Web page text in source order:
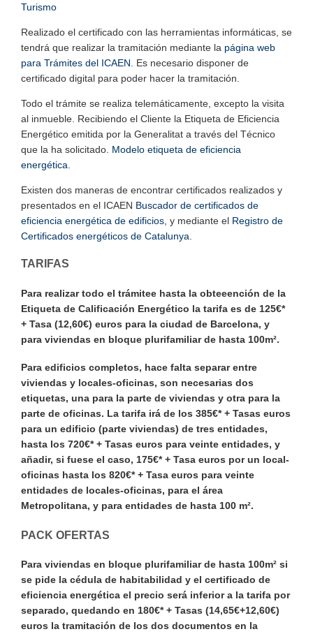
Turismo
Realizado el certificado con las herramientas informáticas, se
tendrá que realizar la tramitación mediante la página web
para Trámites del ICAEN . Es necesario disponer de
certificado digital para poder hacer la tramitación.
Todo el trámite se realiza telemáticamente, excepto la visita
al inmueble. Recibiendo el Cliente la Etiqueta de Eficiencia
Energético emitida por la Generalitat a través del Técnico
que la ha solicitado. Modelo etiqueta de eficiencia
energética.
Existen dos maneras de encontrar certificados realizados y
presentados en el ICAEN Buscador de certificados de
eficiencia energética de edificios , y mediante el Registro de
Certificados energéticos de Catalunya
TARIFAS
Para realizar todo el trámitee hasta la obteeención de la
Etiqueta de Calificación Energético la tarifa es de 125€*
+ Tasa (12,60€) euros para la ciudad de Barcelona, y
para viviendas en bloque plurifamiliar de hasta 100m².
Para edificios completos, hace falta separar entre
viviendas y locales-oficinas, son necesarias dos
etiquetas, una para la parte de viviendas y otra para la
parte de oficinas. La tarifa irá de los 385€* + Tasas euros
para un edificio (parte viviendas) de tres entidades,
hasta los 720€* + Tasas euros para veinte entidades, y
añadir, si fuese el caso, 175€* + Tasa euros por un local-
oficinas hasta los 820€* + Tasa euros para veinte
entidades de locales-oficinas, para el área
Metropolitana, y para entidades de hasta 100 m².
PACK OFERTAS
Para viviendas en bloque plurifamiliar de hasta 100m² si
se pide la cédula de habitabilidad y el certificado de
eficiencia energética el precio será inferior a la tarifa por
separado, quedando en 180€* + Tasas (14,65€+12,60€)
euros la tramitación de los dos documentos en la